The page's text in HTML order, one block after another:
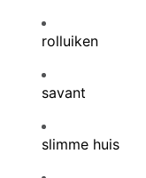
rolluiken
savant
slimme huis